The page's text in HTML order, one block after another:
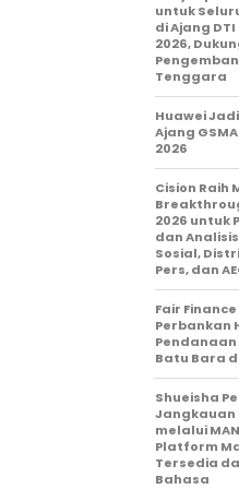
untuk
di Ajang
2026,
Tenggara
Huawei
Ajang GSMA
2026
Cision Raih
2026 untuk
dan
Sosial,
Pers, dan
Fair
Perbankan
Batu Bara di
Shueisha
Jangkauan
melalui
Platform
Tersedia
Bahasa